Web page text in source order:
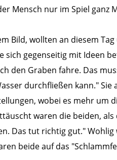
Mensch nur im Spiel ganz
Bild, wollten an diesem
sich gegenseitig mit Ideen
den Graben fahre. Das
durchfließen kann."
wobei es mehr um
waren die beiden,
Das tut richtig gut."
beide auf das